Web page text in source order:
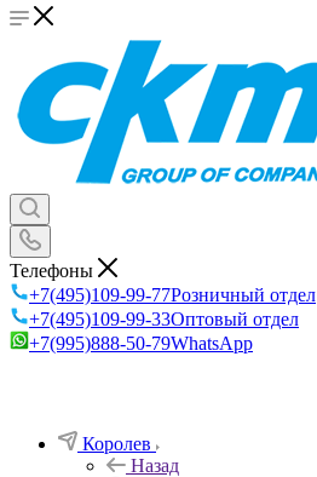
Телефоны
+7(495)109-99-77Розничный отдел
+7(495)109-99-33Оптовый отдел
+7(995)888-50-79WhatsApp
Королев
Назад